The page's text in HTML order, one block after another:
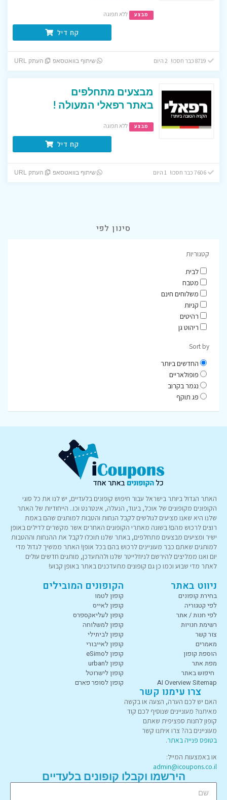
מבצע ללא תפוגה
קח דיל
שיתוף בוואטסאפ העתק URL
מבצעים מתחלפים
באתר רפאלי המעולה !
מבצע ללא תפוגה
קח דיל
7606 כבר חסכו! 1 היום שיתוף בוואטסאפ העתק URL
סינון לפי
קטגוריות
לבית
מטבח
משלוחים חינם
קניות
רהיטים
ריהוט גן
Sort by
החדשים ביותר
פופולאריים
נגמר בקרוב
פג תוקף
האתר הגדול ביותר בישראל עבור חיפוש קופונים בלעדיים, יש לנו את כל סוגי
הקופונים מקופונים של אוכל, ביגוד, הנעלה, אינטרנט וכו.. הייחודיות של האתר
שלנו היא שאנו מציעים לגולשים לקבל הנחות והטבות למותגים שהם באמת
רוצים לרכוש מהם! בשונה מאתרי הקופונים האחרים אשר מקשרים לדילים באופן
ישיר ומציעים מבצעים מתחלפים, באתר שלנו תוכלו לקבל את ההנחות וההטבות
למותגים שאתם כבר מעוניינים לרכוש בהם בכל אופן! האתר ממשיך לגדול מדי
יום ואנו ממליצים להירשם לניוזלייטר שלנו ולהתעדכן, מותגים חדשים עולים
לאתר מדי שבוע וכמו כן גם קופונים מתעדכנים באתר באופן קבוע!
ניווט באתר
בחירת קופונים
לפי קטגוריה
לפי חנות / אתר
רשימת חנויות
צור קשר
מאמרים
הוספת קופון
מפת אתר
חיפוש באתר
AI Overview Sitemap
הקופונים המובילים
קופון לטמו
קופון לאייס
קופון לעליאקספרס
קופון למשלוחה
קופון לביתילי
קופון לאייבורי
קופון לeSimo
קופון לurban
קופון לישרוטל
קופון לסופר פארם
צרו עימנו קשר
האם יש לכם הערה, הצעה או בקשה
מאיתנו? מעוניינים שנוסיף לכם קוד
קופון לחנות ספציפית שאתם
מעוניינים בה? צרו איתנו קשר
בטופס פנייה באתר.
או באמצעות המייל:
admin@icoupons.co.il
הירשמו וקבלו קופונים בלעדיים